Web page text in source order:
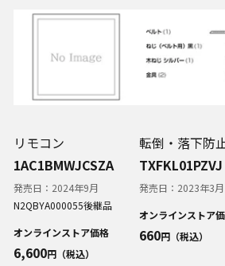
りますが、本ウェブサイトでは別紙
いる情報は公開しておりません。
に記載する安全上のご注意は、法的
化に応じて変更する場合がありま
取扱説明書に記載の安全上のご注意
商品の取扱店、または当社サービス
い合わせください。
サービスに係わる損害の免責
サービスの利用、または利用できな
万一損害（データの破損・業務の中
失などによる損害を含む）が生じ、
損害の発生や第三者からの賠償請求
とについてあらかじめ知らされた場
リモコン
1AC1BMWJCSZA
発売日： 2024年9月
N2QBYA000055後継品
オンラインストア価格
6,600円（税込）
転倒・落下防
TXFKL01PZVJ
発売日： 2023年3月
オンラインストア
660円（税込）